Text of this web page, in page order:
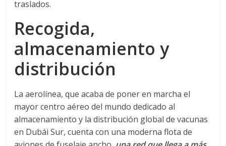
u
p
o
s
traslados.
Recogida,
almacenamiento y
distribución
La aerolínea, que acaba de poner en marcha el
mayor centro aéreo del mundo dedicado al
almacenamiento y la distribución global de vacunas
en Dubái Sur, cuenta con una moderna flota de